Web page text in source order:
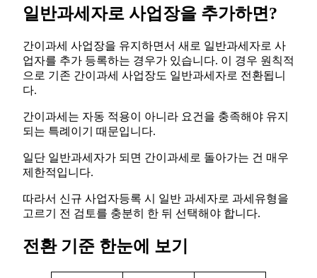
일반과세자로 사업장을 추가하면?
간이과세 사업장을 유지하면서 새로 일반과세자로 사
업자를 추가 등록하는 경우가 있습니다. 이 경우 원칙적
으로 기존 간이과세 사업장도 일반과세자로 전환됩니
다.
간이과세는 자동 적용이 아니라 요건을 충족해야 유지
되는 특례이기 때문입니다.
일단 일반과세자가 되면 간이과세로 돌아가는 건 매우
제한적입니다.
따라서 신규 사업자등록 시 일반 과세자로 과세유형을
고르기 전 검토를 충분히 한 뒤 선택해야 합니다.
전환 기준 한눈에 보기